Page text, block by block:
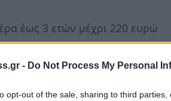
- Do Not Process My Personal
opt-out of the sale, sharing to third
έως 3 ετών μέχρι 220 ευρώ
μηνών έως 3 ετών, μέχρι 320